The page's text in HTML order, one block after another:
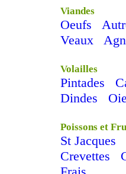
Viandes
Oeufs
Veaux
Volailles
Pintades
Dindes
Poissons et
St Jacques
Crevettes